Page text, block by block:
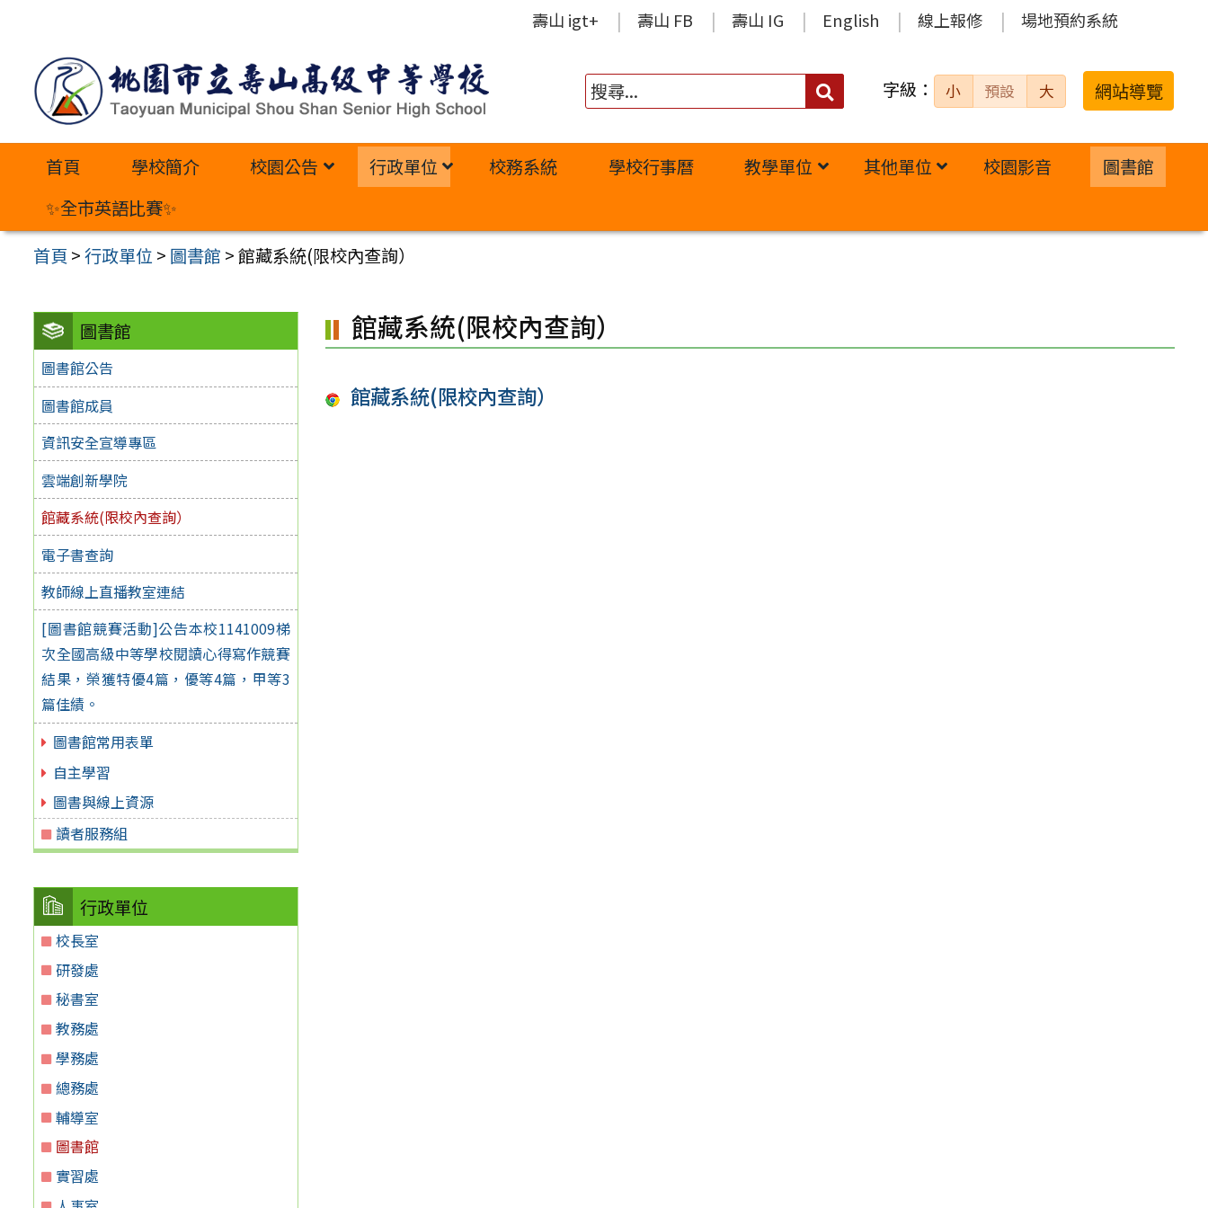
內
壽山 igt+ 壽山 FB 壽山 IG English 線上報修 場地預約系統
搜
字級： 小 預設 大 網站導覽
首頁 學校簡介 校園公告 行政單位 校務系統 學校行事曆 教學單位 其他單位 校園影音
圖書館
✨全市英語比賽✨
首頁 >行政單位 > 圖書館 >館藏系統(限校內查詢）
圖書館
圖書館公告
圖書館成員
資訊安全宣導專區
雲端創新學院
館藏系統(限校內查詢）
電子書查詢
教師線上直播教室連結
[圖書館競賽活動]公告本校1141009梯
次全國高級中等學校閱讀心得寫作競賽
結果，榮獲特優4篇，優等4篇，甲等3
篇佳績。
圖書館常用表單
自主學習
圖書與線上資源
讀者服務組
行政單位
校長室
研發處
秘書室
教務處
學務處
總務處
輔導室
圖書館
實習處
館藏系統(限校內查詢）
館藏系統(限校內查詢）